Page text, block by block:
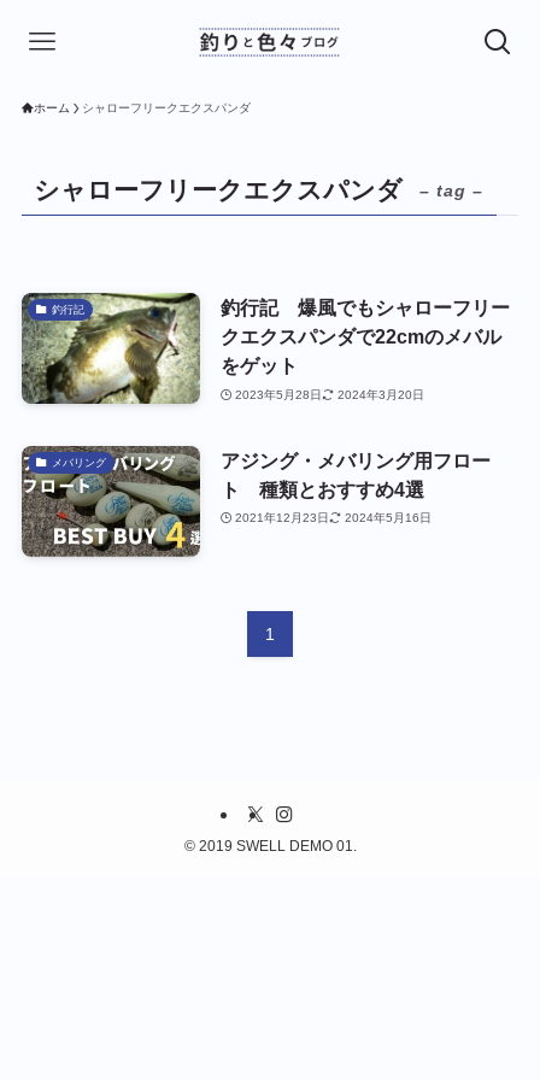
ホーム シャローフリークエクスパンダ
シャローフリークエクスパンダ – tag –
釣行記
釣行記 爆風でもシャローフリー
クエクスパンダで22cmのメバル
をゲット
2023年5月28日 2024年3月20日
メバリング
アジング・メバリング用フロー
ト 種類とおすすめ4選
2021年12月23日 2024年5月16日
1
©2019 SWELL DEMO 01.